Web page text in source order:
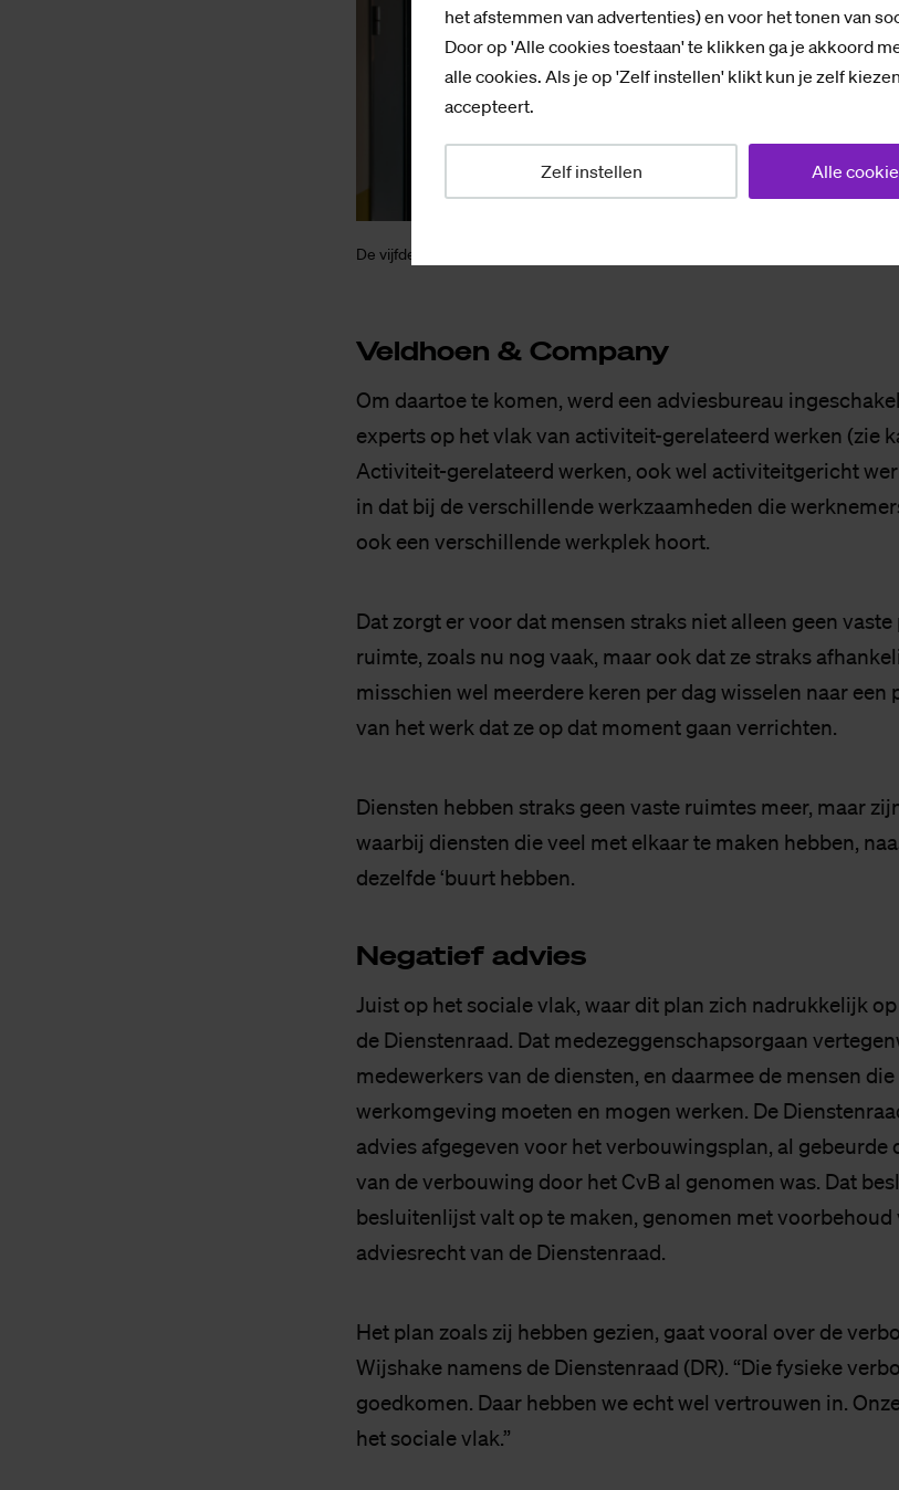
het afstemmen van advertenties) en voor het tonen van
Door op 'Alle cookies toestaan' te klikken ga je akkoord
alle cookies. Als je op 'Zelf instellen' klikt kun je zelf
accepteert.
Zelf instellen Alle
De vijfde verdieping in Deventer, afgelopen donderdag. Foto: SaxNow
Veld­hoen & Com­pa­ny
Om daartoe te komen, werd een adviesbureau
experts op het vlak van activiteit-gerelateerd werken (zie
Activiteit-gerelateerd werken, ook wel activiteitgericht
in dat bij de verschillende werkzaamheden die
ook een verschillende werkplek hoort.
Dat zorgt er voor dat mensen straks niet alleen geen
ruimte, zoals nu nog vaak, maar ook dat ze straks
misschien wel meerdere keren per dag wisselen naar een
van het werk dat ze op dat moment gaan verrichten.
Diensten hebben straks geen vaste ruimtes meer, maar
waarbij diensten die veel met elkaar te maken hebben,
dezelfde ‘buurt hebben.
Ne­ga­tief ad­vies
Juist op het sociale vlak, waar dit plan zich nadrukkelijk
de Dienstenraad. Dat medezeggenschapsorgaan
medewerkers van de diensten, en daarmee de mensen
werkomgeving moeten en mogen werken. De
advies afgegeven voor het verbouwingsplan, al gebeurde
van de verbouwing door het CvB al genomen was. Dat
besluitenlijst valt op te maken, genomen met voorbehoud
adviesrecht van de Dienstenraad.
Het plan zoals zij hebben gezien, gaat vooral over de
Wijshake namens de Dienstenraad (DR). “Die fysieke
goedkomen. Daar hebben we echt wel vertrouwen in.
het sociale vlak.”